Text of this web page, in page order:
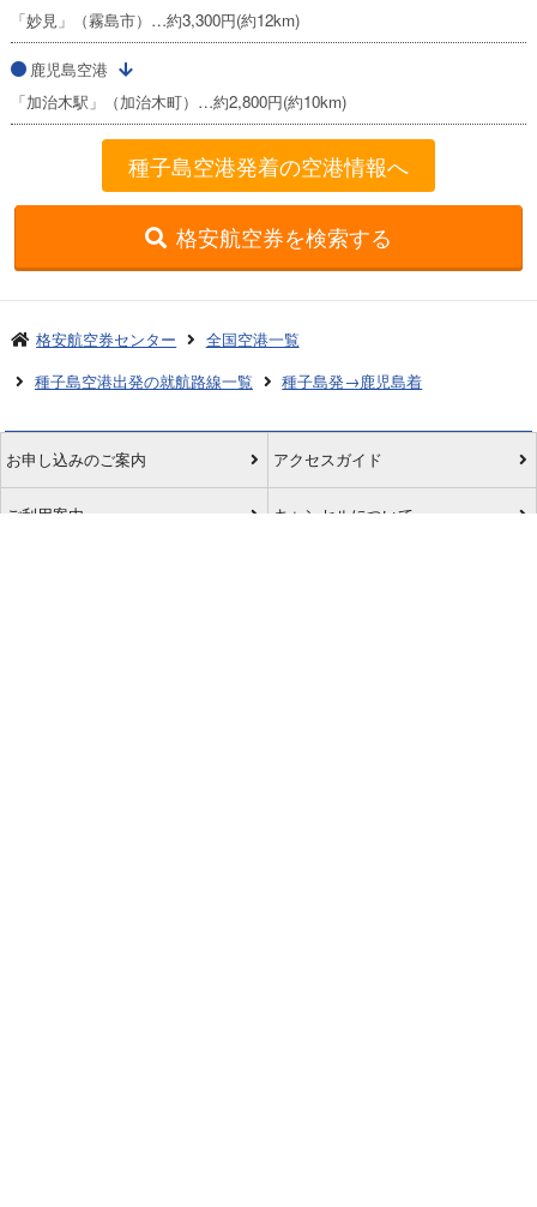
「妙見」（霧島市）…約3,300円(約12km)
鹿児島空港
「加治木駅」（加治木町）…約2,800円(約10km)
種子島空港発着の空港情報へ
格安航空券を検索する
格安航空券センター
全国空港一覧
種子島空港出発の就航路線一覧
種子島発→鹿児島着
お申し込みのご案内 アクセスガイド
ご利用案内 キャンセルについて